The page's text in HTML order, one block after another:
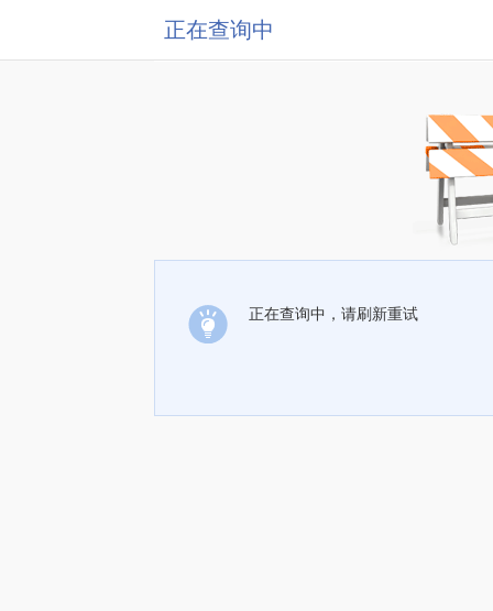
正在查询中
正在查询中，请刷新重试